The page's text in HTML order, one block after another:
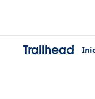
Trailhead